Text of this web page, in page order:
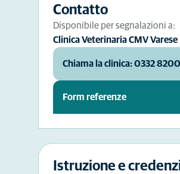
Contatto
Disponibile per segnalazioni a:
Clinica Veterinaria CMV Varese
Chiama la clinica: 0332
Form referenze
Istruzione e